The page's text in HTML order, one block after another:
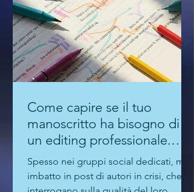
Come capire se il tuo
manoscritto ha bisogno di
un editing professionale.
Guida per autori "seri"
Spesso nei gruppi social dedicati, mi